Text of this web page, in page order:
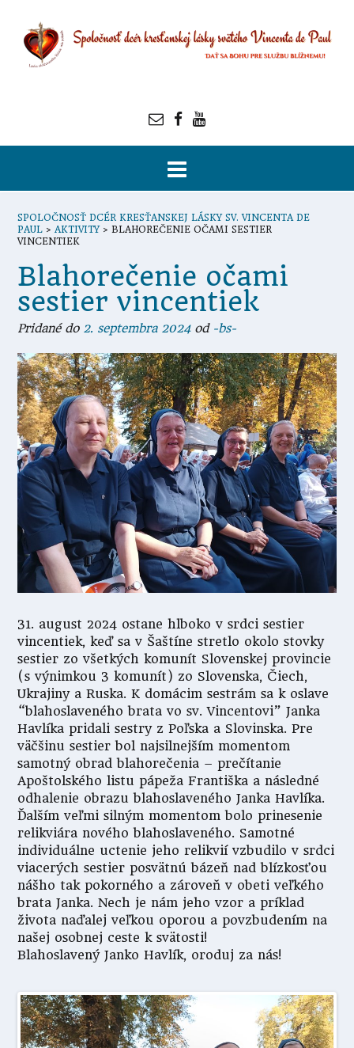
SPOLOČNOSŤ DCÉR KRESŤANSKEJ LÁSKY SV. VINCENTA DE
PAUL > AKTIVITY> BLAHOREČENIE OČAMI SESTIER
VINCENTIEK
Blahorečenie očami
sestier vincentiek
Pridané do 2. septembra 2024od -bs-
31. august 2024 ostane hlboko v srdci sestier
vincentiek, keď sa v Šaštíne stretlo okolo stovky
sestier zo všetkých komunít Slovenskej provincie
(s výnimkou 3 komunít) zo Slovenska, Čiech,
Ukrajiny a Ruska. K domácim sestrám sa k oslave
“blahoslaveného brata vo sv. Vincentovi” Janka
Havlíka pridali sestry z Poľska a Slovinska. Pre
väčšinu sestier bol najsilnejším momentom
samotný obrad blahorečenia – prečítanie
Apoštolského listu pápeža Františka a následné
odhalenie obrazu blahoslaveného Janka Havlíka.
Ďalším veľmi silným momentom bolo prinesenie
relikviára nového blahoslaveného. Samotné
individuálne uctenie jeho relikvií vzbudilo v srdci
viacerých sestier posvätnú bázeň nad blízkosťou
nášho tak pokorného a zároveň v obeti veľkého
brata Janka. Nech je nám jeho vzor a príklad
života naďalej veľkou oporou a povzbudením na
našej osobnej ceste k svätosti!
Blahoslavený Janko Havlík, oroduj za nás!